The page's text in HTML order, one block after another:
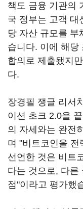
책도 금융 기관의
국 정부는 고객 대
당 자산 규모를 부
습니다. 이에 해당
합의로 제출됐지
다.
장경필 쟁글 리서
이션 초크 2.0을
의 자세와는 완전
며 "비트코인을
선언한 것은 비트
다는 것으로, 다른
점"이라고 평가했